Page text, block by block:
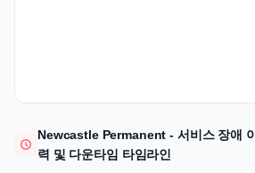
Newcastle Permanent - 서비스 장애 이
력 및 다운타임 타임라인